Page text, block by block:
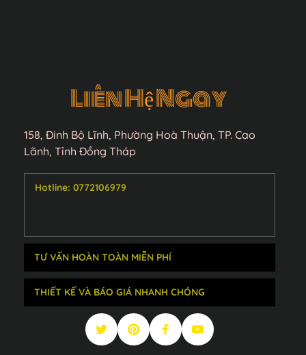
Liên Hệ Ngay
158, Đinh Bộ Lĩnh, Phường Hoà Thuận, TP. Cao
Lãnh, Tỉnh Đồng Tháp
Hotline: 0772106979
Tư vấn với đội ngũ nhân viên chuyên nghiệp
và nhiệt tình.
THIẾT KẾ VÀ BÁO GIÁ NHANH CHÓNG
sẽ thiết kế và báo giá nhanh nhất